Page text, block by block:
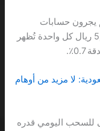
يجرون حسابات
دقيقة؛ 3 عمليات سحب متتالية بمبلغ 5,000 ريال كل واحدة تُظهر
لا مزيد من أوهام
للسحب اليومي قدره